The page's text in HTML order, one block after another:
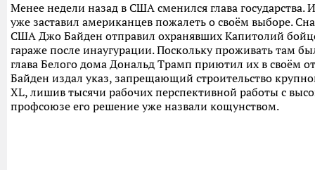
Менее недели назад в США сменился глава государства.
уже заставил американцев пожалеть о своём выборе.
США Джо Байден отправил охранявших Капитолий
гараже после инаугурации. Поскольку проживать там
глава Белого дома Дональд Трамп приютил их в своём
Байден издал указ, запрещающий строительство
XL, лишив тысячи рабочих перспективной работы с
профсоюзе его решение уже назвали кощунством.